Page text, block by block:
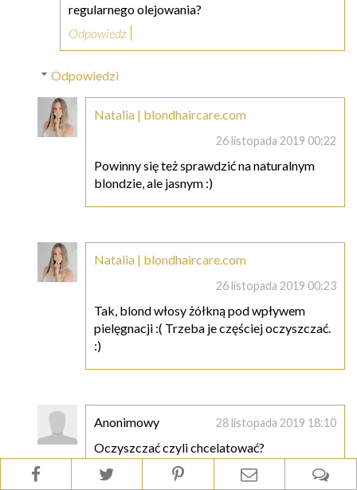
regularnego olejowania?
Odpowiedz
Odpowiedzi
Natalia | blondhaircare.com
26 listopada 2019 00:22
Powinny się też sprawdzić na naturalnym
blondzie, ale jasnym :)
Natalia | blondhaircare.com
26 listopada 2019 00:23
Tak, blond włosy żółkną pod wpływem
pielęgnacji :( Trzeba je częściej oczyszczać.
:)
Anonimowy 28 listopada 2019 18:10
Oczyszczać czyli chcelatować?